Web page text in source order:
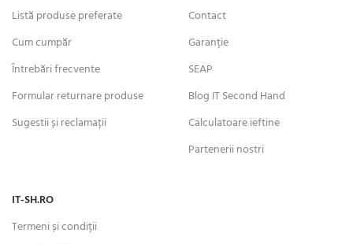
Listă produse preferate
Cum cumpăr
Întrebări frecvente
Formular returnare produse
Sugestii și reclamații
Contact
Garanție
SEAP
Blog IT Second Hand
Calculatoare ieftine
Partenerii nostri
IT-SH.RO
Termeni și condiții